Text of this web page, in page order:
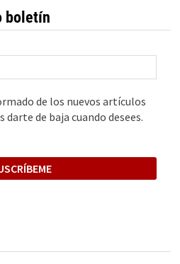
boletín
de los nuevos artículos
darte de baja cuando desees.